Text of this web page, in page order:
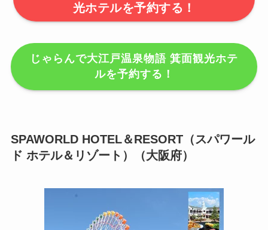
光ホテルを予約する！
じゃらんで大江戸温泉物語 箕面観光ホテ
ルを予約する！
SPAWORLD HOTEL＆RESORT（スパワール
ド ホテル＆リゾート）（大阪府）